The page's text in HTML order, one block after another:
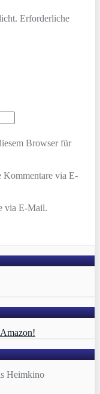
Erforderliche
Browser für
Kommentare via E-
via E-Mail.